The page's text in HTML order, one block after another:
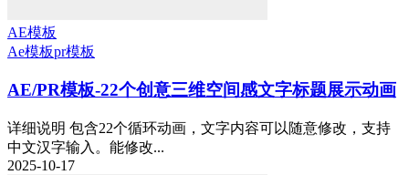
AE模板
Ae模板pr模板
AE/PR模板-22个创意三维空间感文字标题展示动画
详细说明 包含22个循环动画，文字内容可以随意修改，支持
中文汉字输入。能修改...
2025-10-17